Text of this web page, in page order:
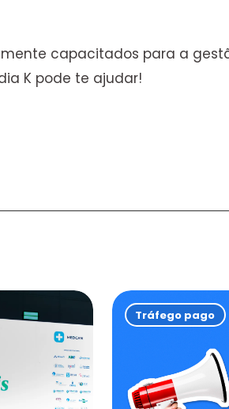
capacitados para a
K pode te ajudar!
Tráfego pago